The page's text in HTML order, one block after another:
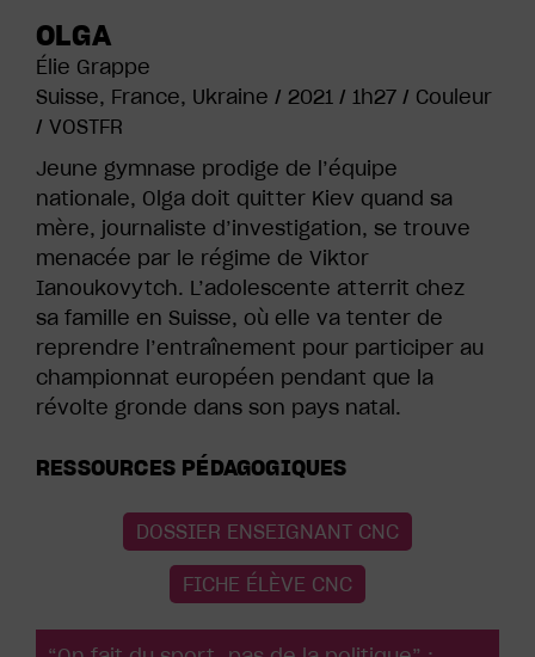
OLGA
Élie Grappe
Suisse, France, Ukraine / 2021 / 1h27 / Couleur
/ VOSTFR
Jeune gymnase prodige de l’équipe
nationale, Olga doit quitter Kiev quand sa
mère, journaliste d’investigation, se trouve
menacée par le régime de Viktor
Ianoukovytch. L’adolescente atterrit chez
sa famille en Suisse, où elle va tenter de
reprendre l’entraînement pour participer au
championnat européen pendant que la
révolte gronde dans son pays natal.
RESSOURCES PÉDAGOGIQUES
DOSSIER ENSEIGNANT CNC
FICHE ÉLÈVE CNC